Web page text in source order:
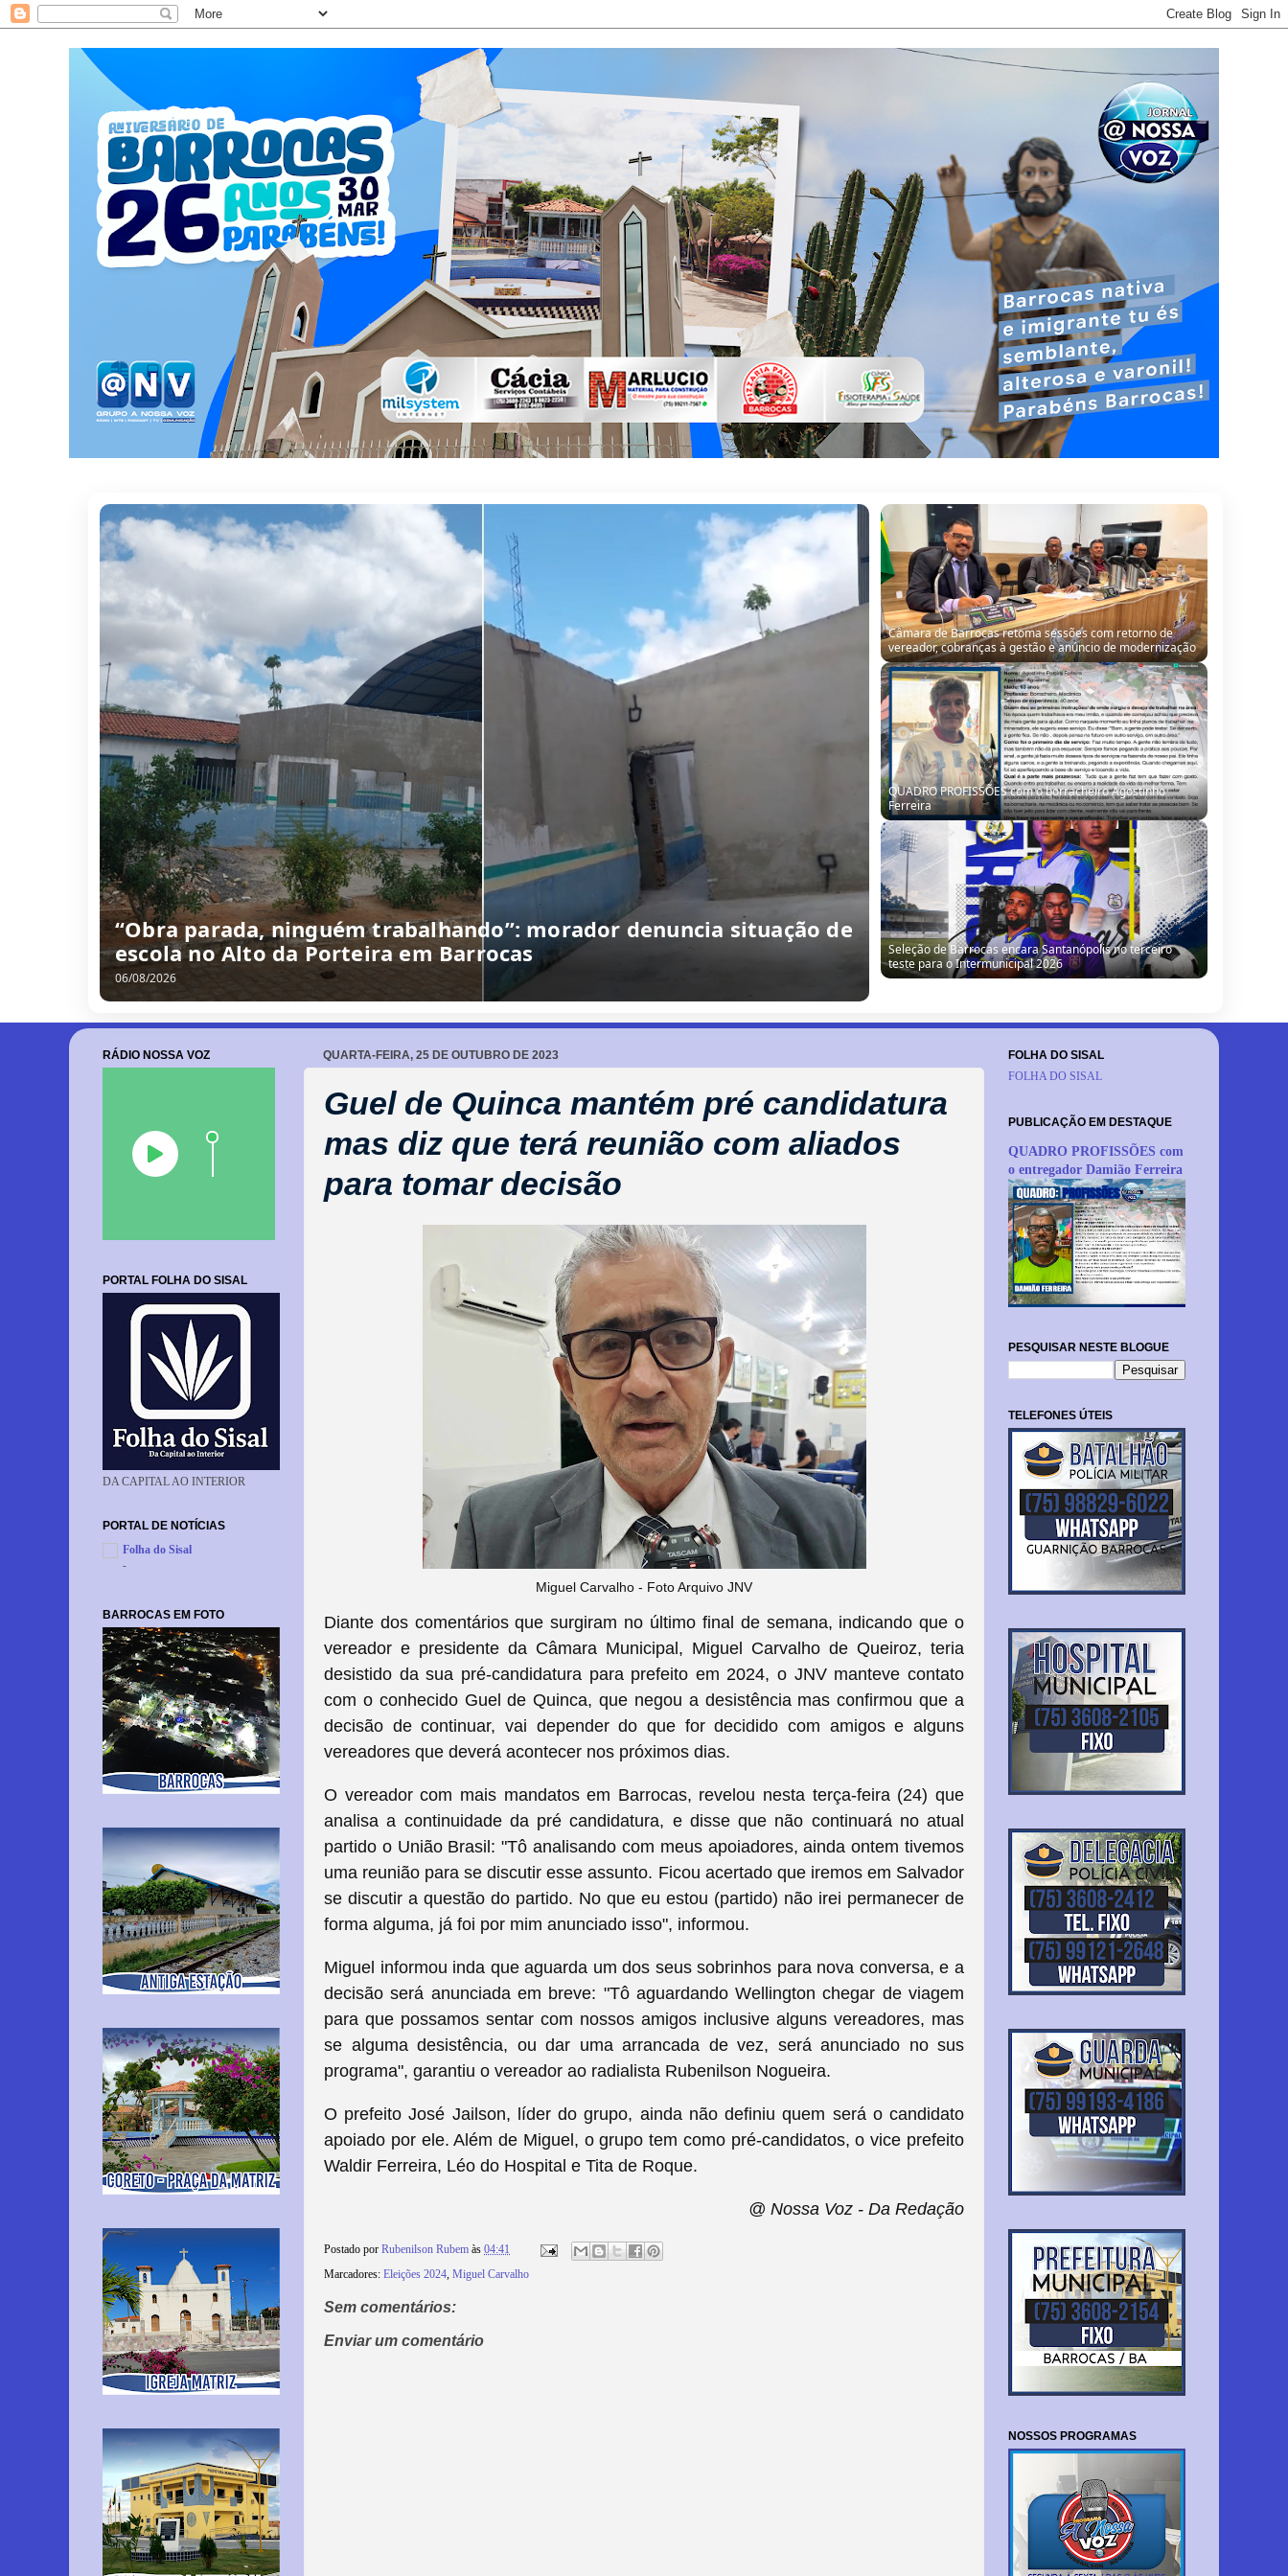
“Obra parada, ninguém trabalhando”: morador denuncia situação de
escola no Alto da Porteira em Barrocas
06/08/2026
Câmara de Barrocas retoma sessões com retorno de
vereador, cobranças à gestão e anúncio de modernização
QUADRO PROFISSÕES com o borracheiro Agostinho
Ferreira
Seleção de Barrocas encara Santanópolis no terceiro
teste para o Intermunicipal 2026
QUARTA-FEIRA, 25 DE OUTUBRO DE 2023
Guel de Quinca mantém pré candidatura
mas diz que terá reunião com aliados
para tomar decisão
Miguel Carvalho - Foto Arquivo JNV
Diante dos comentários que surgiram no último final de semana, indicando que o
vereador e presidente da Câmara Municipal, Miguel Carvalho de Queiroz, teria
desistido da sua pré-candidatura para prefeito em 2024, o JNV manteve contato
com o conhecido Guel de Quinca, que negou a desistência mas confirmou que a
decisão de continuar, vai depender do que for decidido com amigos e alguns
vereadores que deverá acontecer nos próximos dias.
O vereador com mais mandatos em Barrocas, revelou nesta terça-feira (24) que
analisa a continuidade da pré candidatura, e disse que não continuará no atual
partido o União Brasil: "Tô analisando com meus apoiadores, ainda ontem tivemos
uma reunião para se discutir esse assunto. Ficou acertado que iremos em Salvador
se discutir a questão do partido. No que eu estou (partido) não irei permanecer de
forma alguma, já foi por mim anunciado isso", informou.
Miguel informou inda que aguarda um dos seus sobrinhos para nova conversa, e a
decisão será anunciada em breve: "Tô aguardando Wellington chegar de viagem
para que possamos sentar com nossos amigos inclusive alguns vereadores, mas
se alguma desistência, ou dar uma arrancada de vez, será anunciado no sus
programa", garantiu o vereador ao radialista Rubenilson Nogueira.
O prefeito José Jailson, líder do grupo, ainda não definiu quem será o candidato
apoiado por ele. Além de Miguel, o grupo tem como pré-candidatos, o vice prefeito
Waldir Ferreira, Léo do Hospital e Tita de Roque.
@ Nossa Voz - Da Redação
Postado por Rubenilson Rubem às 04:41
Marcadores: Eleições 2024, Miguel Carvalho
Sem comentários:
Enviar um comentário
RÁDIO NOSSA VOZ
PORTAL FOLHA DO SISAL
DA CAPITAL AO INTERIOR
PORTAL DE NOTÍCIAS
Folha do Sisal
-
BARROCAS EM FOTO
FOLHA DO SISAL
FOLHA DO SISAL
PUBLICAÇÃO EM DESTAQUE
QUADRO PROFISSÕES com
o entregador Damião Ferreira
PESQUISAR NESTE BLOGUE
TELEFONES ÚTEIS
NOSSOS PROGRAMAS